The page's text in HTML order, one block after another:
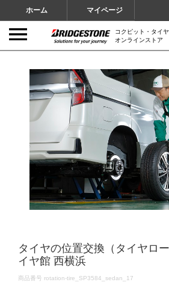
ホーム マイページ
コクピット・タイ
オンラインストア
タイヤの位置交換（タイヤロ
イヤ館 西横浜
DETAILS
商品番号 rotation-tire_SP3584_sedan_17